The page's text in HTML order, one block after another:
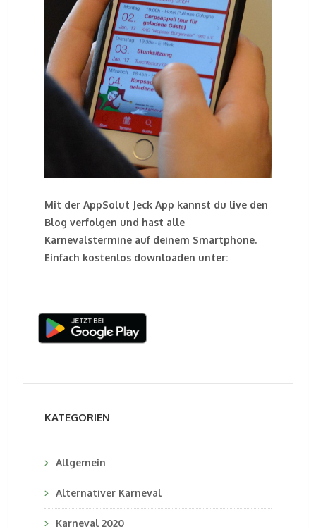
Mit der AppSolut Jeck App kannst du live den
Blog verfolgen und hast alle
Karnevalstermine auf deinem Smartphone.
Einfach kostenlos downloaden unter:
KATEGORIEN
Allgemein
Alternativer Karneval
Karneval 2020